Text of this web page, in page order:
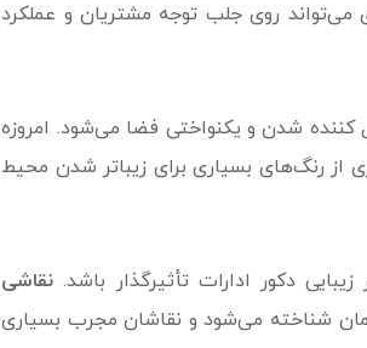
می‌تواند روی جلب توجه مشتریان و عملکرد
کننده شدن و یکنواختی فضا می‌شود. امروزه
از رنگ‌های بسیاری برای زیباتر شدن محیط
دکور ادارات تأثیرگذار باشد. نقاشی
شناخته می‌شود و نقاشان مجرب بسیاری